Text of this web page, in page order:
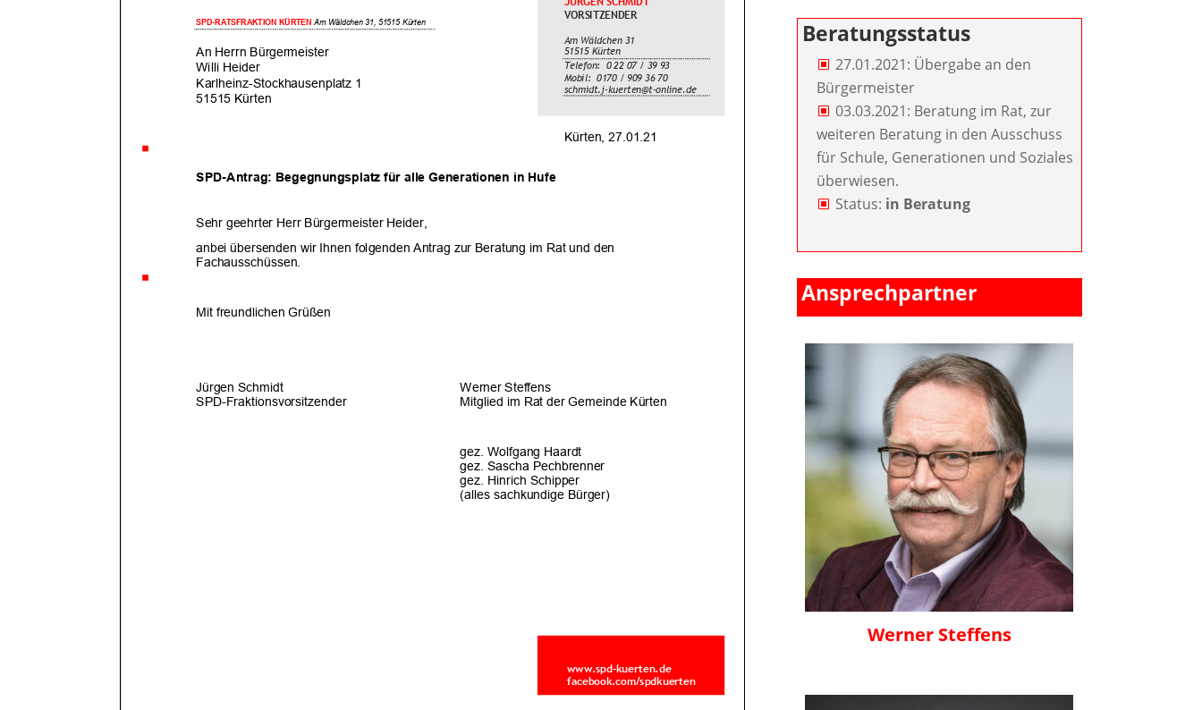
Beratungsstatus
27.01.2021: Übergabe an den
Bürgermeister
03.03.2021: Beratung im Rat, zur
weiteren Beratung in den Ausschuss
für Schule, Generationen und Soziales
überwiesen.
Status: in Beratung
Ansprechpartner
Werner Steffens